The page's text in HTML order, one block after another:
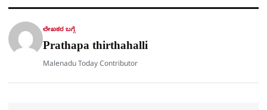
p k m
a
ಲೇಖಕರ ಬಗ್ಗೆ
Prathapa thirthahalli
Malenadu Today Contributor